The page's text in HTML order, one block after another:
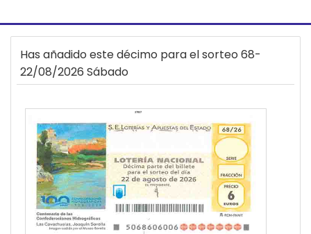
Has añadido este décimo para el sorteo 68-
22/08/2026 Sábado
27837